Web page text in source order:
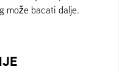
može bacati dalje.